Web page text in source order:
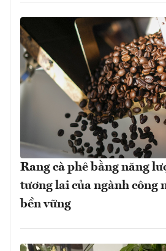
Rang cà phê bằng năng
tương lai của ngành công
bền vững